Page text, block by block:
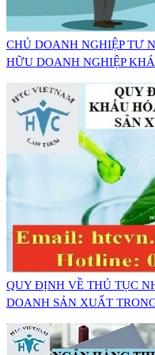
CHỦ DOANH NGHIỆP TƯ
HỮU DOANH NGHIỆP
QUY ĐỊNH VỀ THỦ TỤC
DOANH SẢN XUẤT